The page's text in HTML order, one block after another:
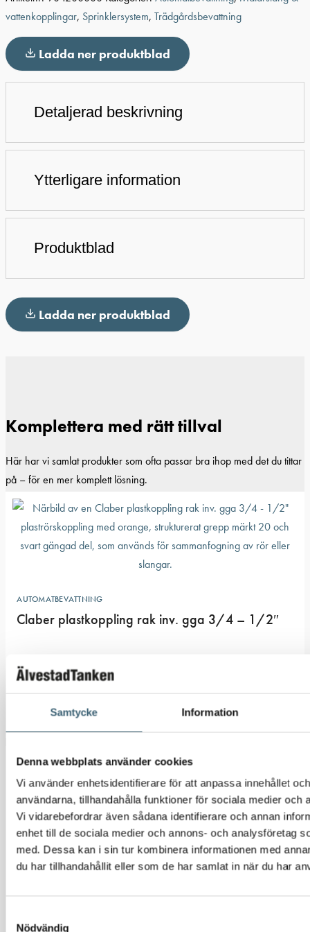
Samtycke Information
Denna webbplats använder cookies
Vi använder enhetsidentifierare för att anpassa innehållet
användarna, tillhandahålla funktioner för sociala medier och
Vi vidarebefordrar även sådana identifierare och annan
enhet till de sociala medier och annons- och analysföretag
med. Dessa kan i sin tur kombinera informationen med
du har tillhandahållit eller som de har samlat in när du har
Nödvändig
vattenkopplingar, Sprinklersystem, Trädgårdsbevattning
Ladda ner produktblad
Detaljerad beskrivning
Ytterligare information
Produktblad
Ladda ner produktblad
Komplettera med rätt tillval
Här har vi samlat produkter som ofta passar bra ihop med det du tittar
på – för en mer komplett lösning.
AUTOMATBEVATTNING
Claber plastkoppling rak inv. gga 3/4 – 1/2″
37kr46,25kr
AUTOMATBEVATTNING
Claber plastkoppling vinkel 20 mm